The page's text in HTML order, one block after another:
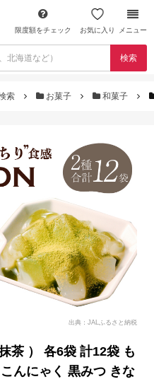
限度額をチェック お気に入り メニュー
検索
索 お菓子 和菓子
出典：JALふるさと納税
茶 ） 各6袋 計12袋 も
んにゃく 黒みつ きな